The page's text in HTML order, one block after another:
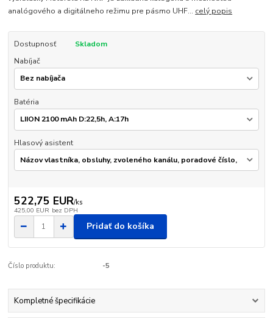
analógového a digitálneho režimu pre pásmo UHF... celý popis
Dostupnosť
Skladom
Nabíjač
Batéria
Hlasový asistent
522,75 EUR/ks
425,00 EUR bez DPH
Pridať do košíka
Číslo produktu: -5
Kompletné špecifikácie